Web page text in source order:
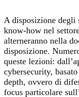
A disposizione degli
know-how nel
alterneranno nella
disposizione.
queste lezioni:
cybersecurity,
depth, ovvero di
focus particolare